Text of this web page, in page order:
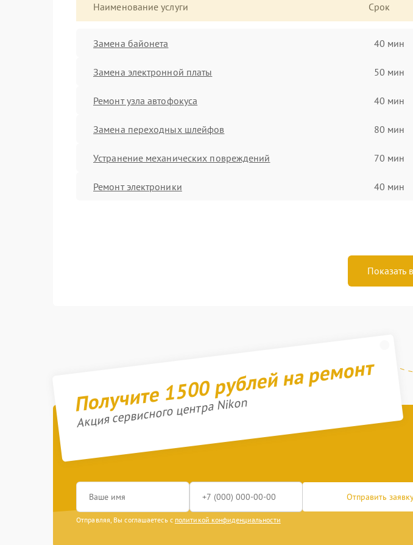
Наименование услуги Срок
Замена байонета 40 мин
Замена электронной платы 50 мин
Ремонт узла автофокуса 40 мин
Замена переходных шлейфов 80 мин
Устранение механических повреждений 70 мин
Ремонт электроники 40 мин
Показать
Получите 1500 рублей на ремонт
Акция сервисного центра Nikon
Отправить
Отправляя, Вы соглашаетесь с политикой конфиденциальности